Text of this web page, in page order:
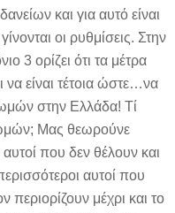
και για αυτό είναι
οι ρυθμίσεις. Στην
3 ορίζει ότι τα μέτρα
είναι τέτοια ώστε…να
στην Ελλάδα! Τί
Μας θεωρούνε
που δεν θέλουν και
αυτοί που
μέχρι και το